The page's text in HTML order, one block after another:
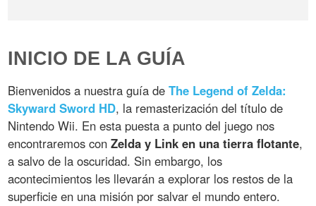
INICIO DE LA GUÍA
Bienvenidos a nuestra guía deThe Legend of Zelda:
Skyward Sword HD, la remasterización del título de
Nintendo Wii. En esta puesta a punto del juego nos
encontraremos conZelda y Link en una tierra flotante,
a salvo de la oscuridad. Sin embargo, los
acontecimientos les llevarán a explorar los restos de la
superficie en una misión por salvar el mundo entero.